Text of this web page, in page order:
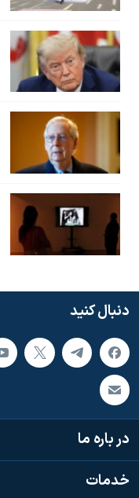
دنبال کنید
در باره ما
خدمات